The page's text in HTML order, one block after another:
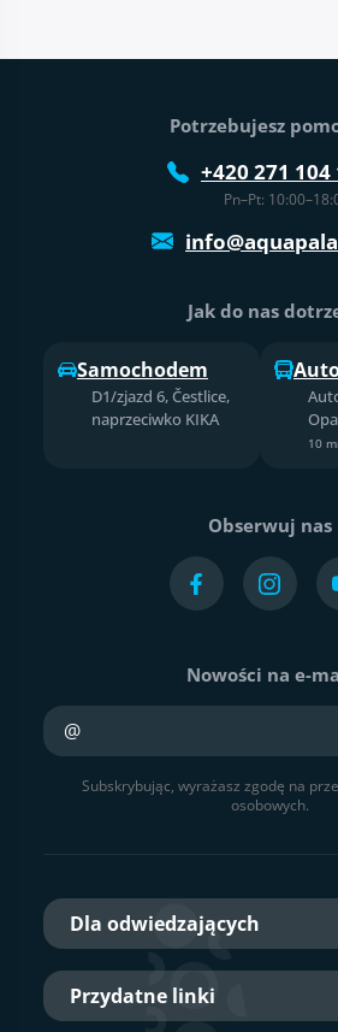
Stopka strony
Potrzebujesz
+420 271 104
Pn–Pt:
Jak do nas
Samochodem
D1/zjazd 6, Čestlice,
naprzeciwko KIKA
10
Obserwuj nas
Nowości na e-
Subskrybując, wyrażasz zgodę na
osobowych.
Dla odwiedzających
Przydatne linki